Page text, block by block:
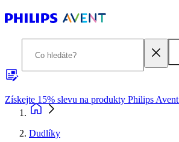
Získejte 15% slevu na produkty Philips
Dudlíky